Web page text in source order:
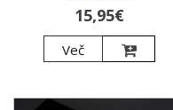
15,95€
Več